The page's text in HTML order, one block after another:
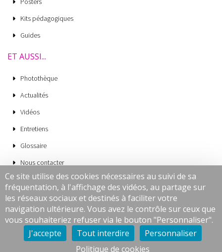
Kits pédagogiques
Guides
ET AUSSI...
Photothèque
Actualités
Vidéos
Entretiens
Glossaire
Nous contacter
Mentions légales
CGV
Données personnelles
Cookies
Ce site utilise des cookies nécessaires au suivi de sa
fréquentation, à l'affichage des vidéos, au partage sur
les réseaux sociaux et destinés à faciliter votre
navigation ultérieure. Vous avez le contrôle sur ceux que
vous souhaiteriez refuser via le bouton "Personnaliser".
J'accepte
Tout interdire
Personnaliser
Politique de cookies